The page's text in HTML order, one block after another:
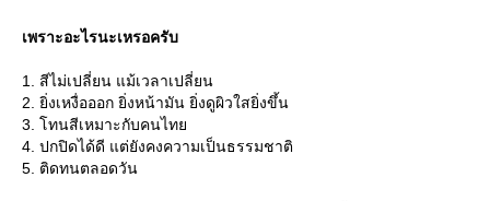
เพราะอะไรนะเหรอครับ
1. สีไม่เปลี่ยน แม้เวลาเปลี่ยน
2. ยิ่งเหงื่อออก ยิ่งหน้ามัน ยิ่งดูผิวใสยิ่งขึ้น
3. โทนสีเหมาะกับคนไท
4. ปกปิดได้ดี แต่ยังคงความเป็นธรรมชาติ
5. ติดทนตลอดวัน